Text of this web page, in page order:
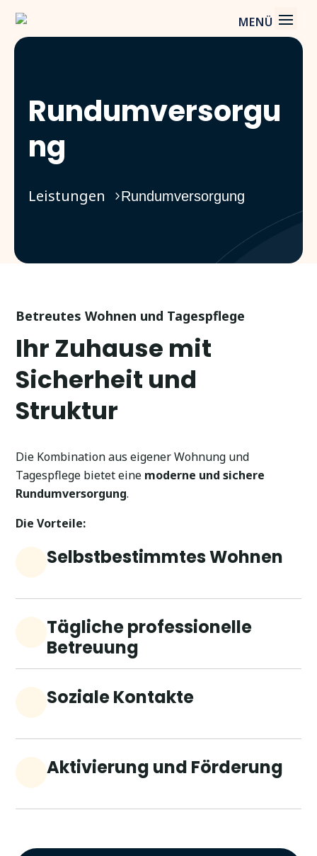
Rundumversorgu
ng
Leistungen Rundumversorgung
Betreutes Wohnen und Tagespflege
Ihr Zuhause mit
Sicherheit und
Struktur
Die Kombination aus eigener Wohnung und
Tagespflege bietet eine moderne und sichere
Rundumversorgung.
Die Vorteile:
Selbstbestimmtes Wohnen
Tägliche professionelle
Betreuung
Soziale Kontakte
Aktivierung und Förderung